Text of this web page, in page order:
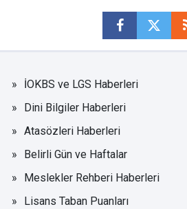
İOKBS ve LGS Haberleri
Dini Bilgiler Haberleri
Atasözleri Haberleri
Belirli Gün ve Haftalar
Meslekler Rehberi Haberleri
Lisans Taban Puanları